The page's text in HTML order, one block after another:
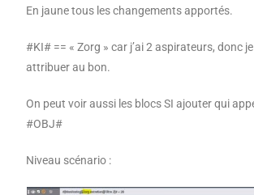
En jaune tous les changements apportés.
#KI# == « Zorg » car j’ai 2 aspirateurs, donc
attribuer au bon.
On peut voir aussi les blocs SI ajouter qui
#OBJ#
Niveau scénario :